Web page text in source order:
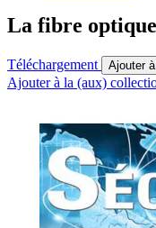
La fibre
Téléchargement Ajouter à
Ajouter à la (aux)